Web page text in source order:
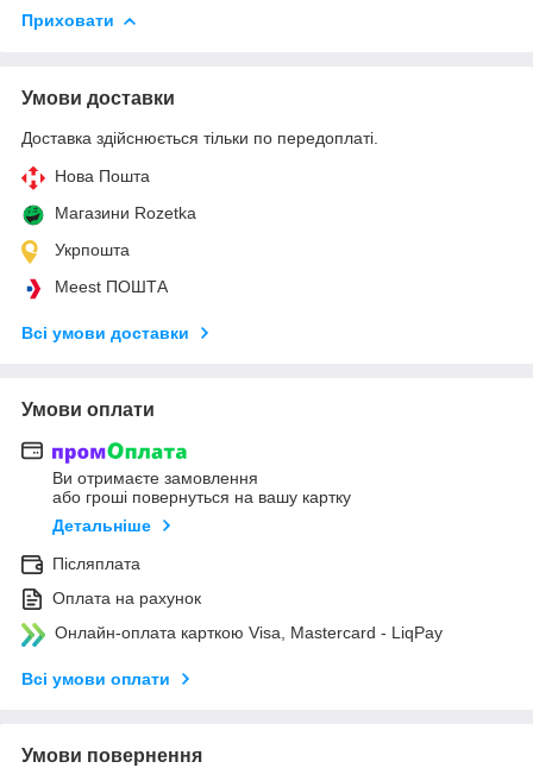
Приховати
Умови доставки
Доставка здійснюється тільки по передоплаті.
Нова Пошта
Магазини Rozetka
Укрпошта
Meest ПОШТА
Всі умови доставки
Умови оплати
Ви отримаєте замовлення
або гроші повернуться на вашу картку
Детальніше
Післяплата
Оплата на рахунок
Онлайн-оплата карткою Visa, Mastercard - LiqPay
Всі умови оплати
Умови повернення